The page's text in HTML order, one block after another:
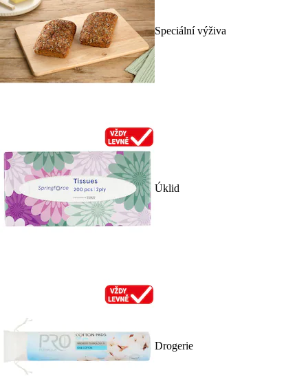
Speciální výživa
Úklid
Drogerie